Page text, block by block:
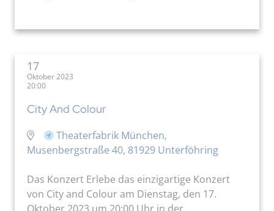
17
Oktober 2023
20:00
City And Colour
Theaterfabrik München,
Musenbergstraße 40, 81929 Unterföhring
Das Konzert Erlebe das einzigartige Konzert
von City and Colour am Dienstag, den 17.
Oktober 2023 um 20:00 Uhr in der